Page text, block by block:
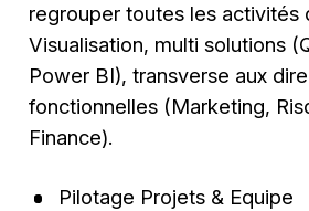
regrouper toutes les activités
Visualisation, multi solutions
Power BI), transverse aux
fonctionnelles (Marketing,
Finance).
Pilotage Projets & Equipe